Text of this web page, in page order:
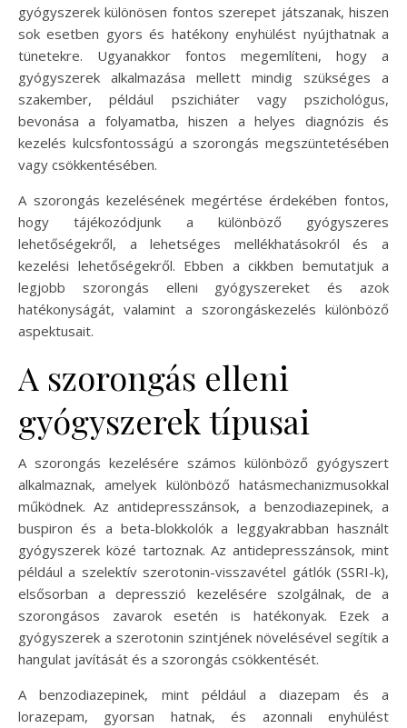
gyógyszerek különösen fontos szerepet játszanak, hiszen
sok esetben gyors és hatékony enyhülést nyújthatnak a
tünetekre. Ugyanakkor fontos megemlíteni, hogy a
gyógyszerek alkalmazása mellett mindig szükséges a
szakember, például pszichiáter vagy pszichológus,
bevonása a folyamatba, hiszen a helyes diagnózis és
kezelés kulcsfontosságú a szorongás megszüntetésében
vagy csökkentésében.
A szorongás kezelésének megértése érdekében fontos,
hogy tájékozódjunk a különböző gyógyszeres
lehetőségekről, a lehetséges mellékhatásokról és a
kezelési lehetőségekről. Ebben a cikkben bemutatjuk a
legjobb szorongás elleni gyógyszereket és azok
hatékonyságát, valamint a szorongáskezelés különböző
aspektusait.
A szorongás elleni
gyógyszerek típusai
A szorongás kezelésére számos különböző gyógyszert
alkalmaznak, amelyek különböző hatásmechanizmusokkal
működnek. Az antidepresszánsok, a benzodiazepinek, a
buspiron és a beta-blokkolók a leggyakrabban használt
gyógyszerek közé tartoznak. Az antidepresszánsok, mint
például a szelektív szerotonin-visszavétel gátlók (SSRI-k),
elsősorban a depresszió kezelésére szolgálnak, de a
szorongásos zavarok esetén is hatékonyak. Ezek a
gyógyszerek a szerotonin szintjének növelésével segítik a
hangulat javítását és a szorongás csökkentését.
A benzodiazepinek, mint például a diazepam és a
lorazepam, gyorsan hatnak, és azonnali enyhülést